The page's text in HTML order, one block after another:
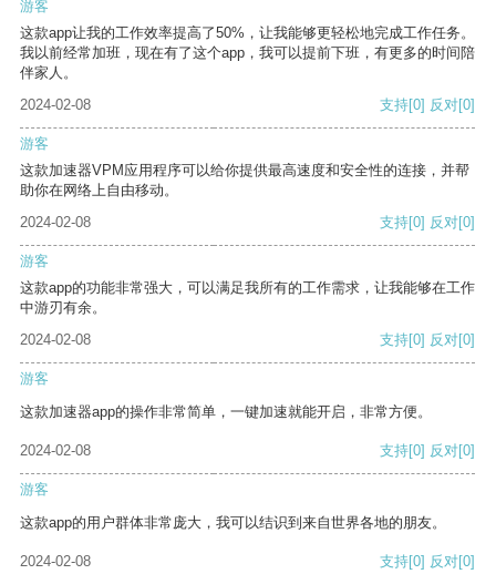
游客
这款app让我的工作效率提高了50%，让我能够更轻松地完成工作任务。
我以前经常加班，现在有了这个app，我可以提前下班，有更多的时间陪
伴家人。
2024-02-08
支持[0] 反对[0]
游客
这款加速器VPM应用程序可以给你提供最高速度和安全性的连接，并帮
助你在网络上自由移动。
2024-02-08
支持[0] 反对[0]
游客
这款app的功能非常强大，可以满足我所有的工作需求，让我能够在工作
中游刃有余。
2024-02-08
支持[0] 反对[0]
游客
这款加速器app的操作非常简单，一键加速就能开启，非常方便。
2024-02-08 支持[0] 反对[0]
游客
这款app的用户群体非常庞大，我可以结识到来自世界各地的朋友。
2024-02-08 支持[0] 反对[0]